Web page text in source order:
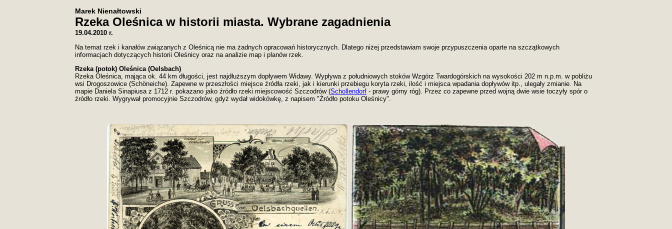
Marek Nienałtowski
Rzeka Oleśnica w historii miasta. Wybrane zagadnienia
19.04.2010 r.
Na temat rzek i kanałów związanych z Oleśnicą nie ma żadnych opracowań historycznych. Dlatego niżej przedstawiam swoje przypuszczenia oparte na szczątkowych
informacjach dotyczących historii Oleśnicy oraz na analizie map i planów rzek.
Rzeka (potok) Oleśnica (Oelsbach)
Rzeka Oleśnica, mająca ok. 44 km długości, jest najdłuższym dopływem Widawy. Wypływa z południowych stoków Wzgórz Twardogórskich na wysokości 202 m n.p.m. w pobliżu
wsi Drogoszowice (Schöneiche). Zapewne w przeszłości miejsce źródła rzeki, jak i kierunki przebiegu koryta rzeki, ilość i miejsca wpadania dopływów itp., ulegały zmianie. Na
mapie Daniela Sinapiusa z 1712 r. pokazano jako źródło rzeki miejscowość Szczodrów (Schollendorf - prawy górny róg). Przez co zapewne przed wojną dwie wsie toczyły spór o
źródło rzeki. Wygrywał promocyjnie Szczodrów, gdyż wydał widokówkę, z napisem "Źródło potoku Oleśnicy".